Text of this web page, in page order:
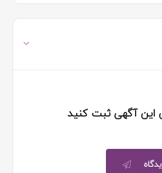
این آگهی ثبت کنید